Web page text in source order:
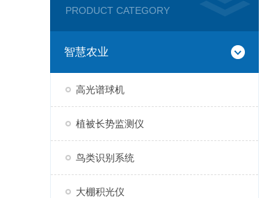
PRODUCT CATEGORY
智慧农业
高光谱球机
植被长势监测仪
鸟类识别系统
大棚积光仪